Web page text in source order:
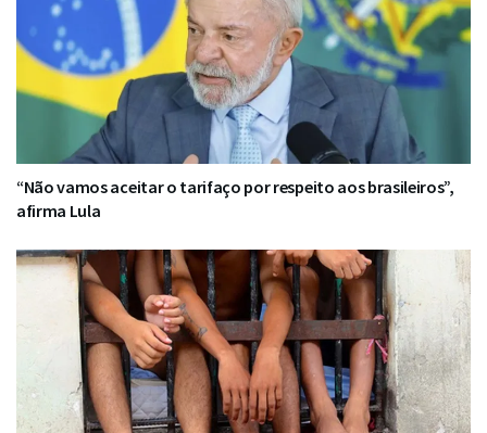
“Não vamos aceitar o tarifaço por respeito aos brasileiros”,
afirma Lula